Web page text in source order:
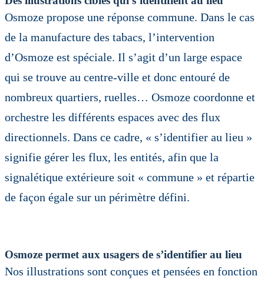
Osmoze propose une réponse commune. Dans le cas
de la manufacture des tabacs, l’intervention
d’Osmoze est spéciale. Il s’agit d’un large espace
qui se trouve au centre-ville et donc entouré de
nombreux quartiers, ruelles… Osmoze coordonne et
orchestre les différents espaces avec des flux
directionnels. Dans ce cadre, « s’identifier au lieu »
signifie gérer les flux, les entités, afin que la
signalétique extérieure soit « commune » et répartie
de façon égale sur un périmètre défini.
Osmoze permet aux usagers de s’identifier au lieu
Nos illustrations sont conçues et pensées en fonction